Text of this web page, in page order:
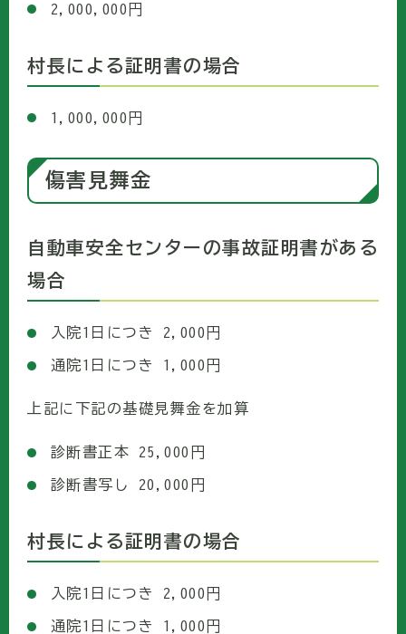
2,000,000円
村長による証明書の場合
1,000,000円
傷害見舞金
自動車安全センターの事故証明書がある
場合
入院1日につき 2,000円
通院1日につき 1,000円
上記に下記の基礎見舞金を加算
診断書正本 25,000円
診断書写し 20,000円
村長による証明書の場合
入院1日につき 2,000円
通院1日につき 1,000円